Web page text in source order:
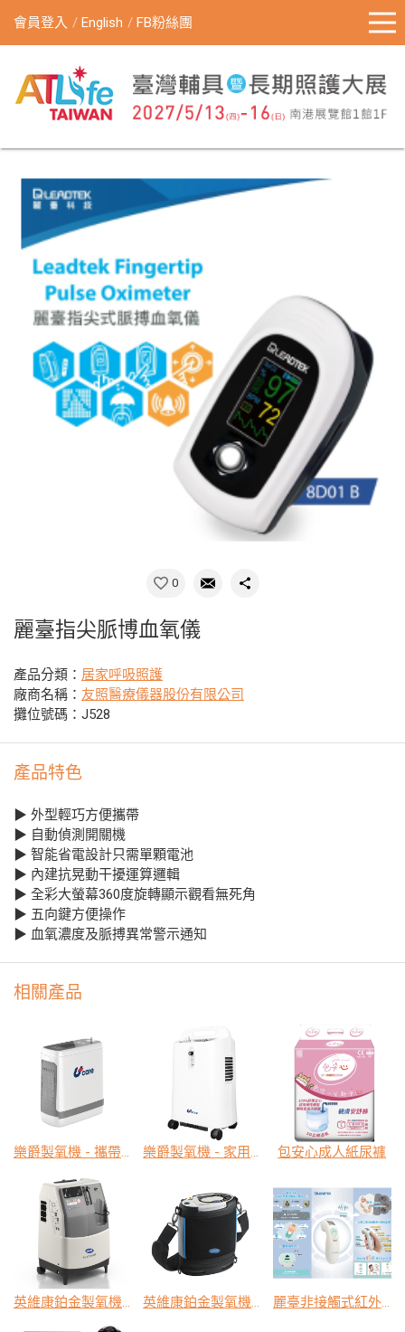
會員登入 English FB粉絲團
0
麗臺指尖脈博血氧儀
產品分類： 居家呼吸照護
廠商名稱： 友照醫療儀器股份有限公司
攤位號碼：J528
產品特色
▶ 外型輕巧方便攜帶
▶ 自動偵測開關機
▶ 智能省電設計只需單顆電池
▶ 內建抗晃動干擾運算邏輯
▶ 全彩大螢幕360度旋轉顯示觀看無死角
▶ 五向鍵方便操作
▶ 血氧濃度及脈搏異常警示通知
相關產品
樂爵製氧機 - 攜帶型 樂爵製氧機 - 家用型 包安心成人紙尿褲
英維康鉑金製氧機 - 家用型 英維康鉑金製氧機 - 攜帶型 麗臺非接觸式紅外線體溫計